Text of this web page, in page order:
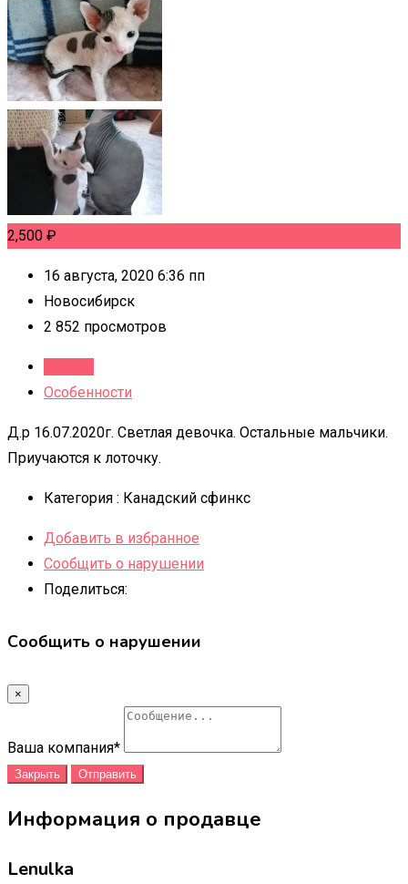
2,500 ₽
16 августа, 2020 6:36 пп
Новосибирск
2 852 просмотров
Особенности
Д.р 16.07.2020г. Светлая девочка. Остальные мальчики.
Приучаются к лоточку.
Категория : Канадский сфинкс
Добавить в избранное
Сообщить о нарушении
Поделиться:
Сообщить о нарушении
×
Ваша компания*
Закрыть Отправить
Информация о продавце
Lenulka